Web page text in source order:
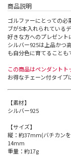
商品説明
ゴルファーにとっての必
ブが5本入れられている
好きな方へのプレゼント
シルバー925は上品かつ
も自分色に育てることも
この商品はペンダントト
お得なチェーン付タイプ
【素材】
シルバー925
【サイズ】
縦：約37mm(バチカン
14mm
重量：約17g